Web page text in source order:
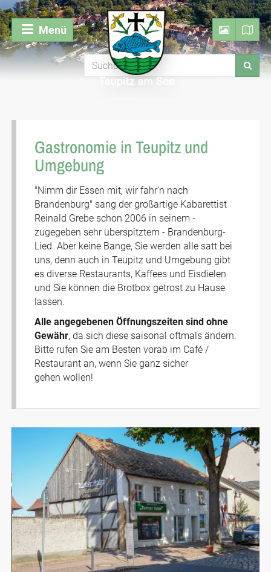
Menü
Gastronomie in Teupitz und
Umgebung
"Nimm dir Essen mit, wir fahr'n nach
Brandenburg" sang der großartige Kabarettist
Reinald Grebe schon 2006 in seinem -
zugegeben sehr überspitztem - Brandenburg-
Lied. Aber keine Bange, Sie werden alle satt bei
uns, denn auch in Teupitz und Umgebung gibt
es diverse Restaurants, Kaffees und Eisdielen
und Sie können die Brotbox getrost zu Hause
lassen.
Alle angegebenen Öffnungszeiten sind ohne
Gewähr, da sich diese saisonal oftmals ändern.
Bitte rufen Sie am Besten vorab im Café /
Restaurant an, wenn Sie ganz sicher
gehen wollen!